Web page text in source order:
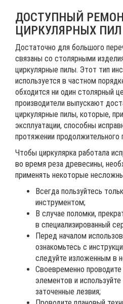
ДОСТУПНЫЙ
ЦИРКУЛЯРНЫХ ПИЛ
Достаточно для большого
связаны со столярными
циркулярные пилы. Этот тип
используется в частном
обходится ни один столярный
производители выпускают
циркулярные пилы, которые,
эксплуатации, способны
протяжении продолжительного
Чтобы циркулярка работала
во время реза древесины,
применять некоторые
Всегда пользуйтесь
инструментом;
В случае поломки,
в специализированный
Перед началом
ознакомьтесь с
следуйте изложенным в
Своевременно
элементов и
заточенные лезвия;